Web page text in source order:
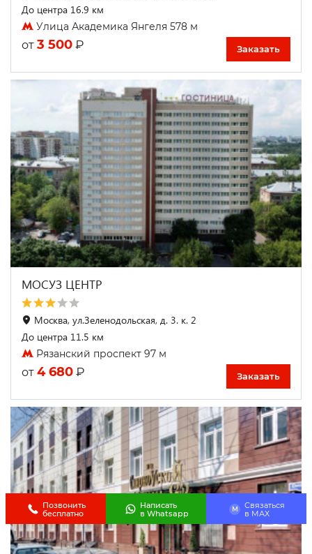
До центра 16.9 км
Улица Академика Янгеля 578 м
от 3 500 ₽ Заказать
МОСУЗ ЦЕНТР
Москва, ул.Зеленодольская, д. 3. к. 2
До центра 11.5 км
Рязанский проспект 97 м
от 4 680 ₽ Заказать
Позвонить
бесплатно
Написать
в Whatsapp
M
Связаться
в МАХ